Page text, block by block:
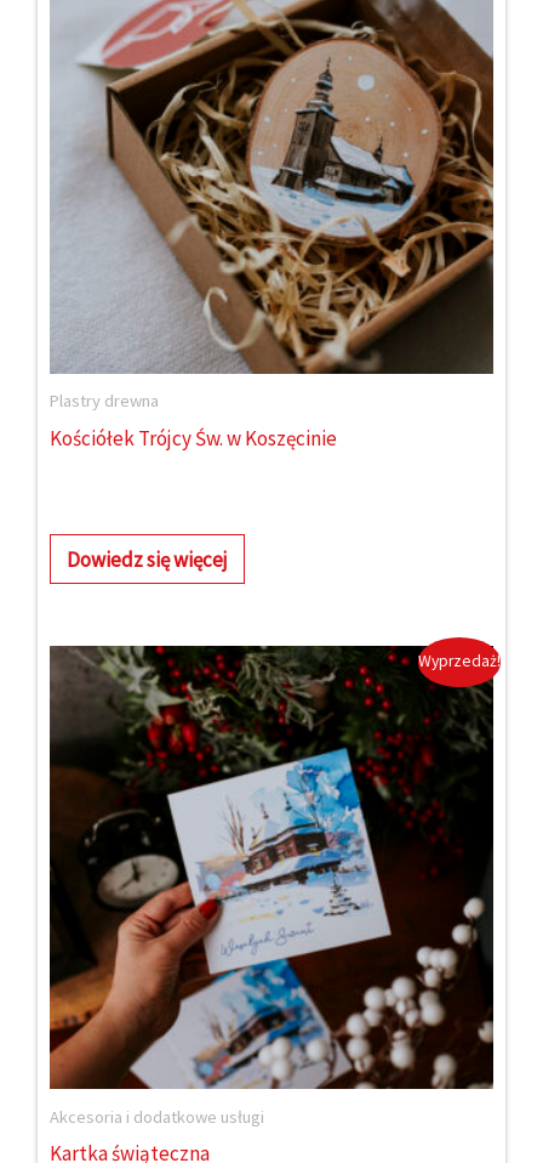
Plastry drewna
Kościółek Trójcy Św. w Koszęcinie
Dowiedz się więcej
Wyprzedaż!
Akcesoria i dodatkowe usługi
Kartka świąteczna